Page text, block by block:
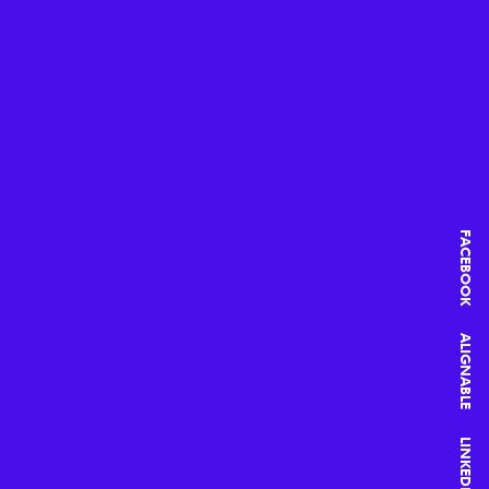
FACEBOOK
ALIGNABLE
LINKEDIN